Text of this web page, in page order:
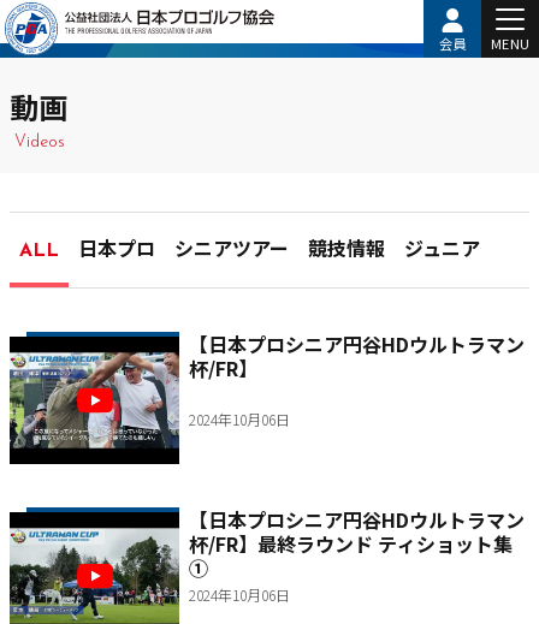
会員 MENU
動画
Videos
ALL 日本プロ シニアツアー 競技情報 ジュニア
【日本プロシニア円谷HDウルトラマン
杯/FR】
2024年10月06日
【日本プロシニア円谷HDウルトラマン
杯/FR】最終ラウンド ティショット集
①
2024年10月06日